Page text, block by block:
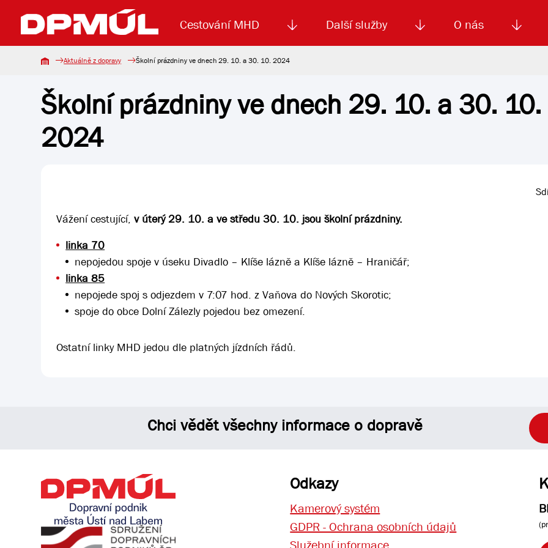
Cestování MHD
Uzavření mostu Dr. E. Beneše Koupit jízdenku Jízdné MHD El. jízdenka (EOS)
Další služby
Lanová dráha Reklama Smluvní doprava Autoškola
O nás
Základní údaje Aktuality Výběrová řízení Kariéra
Aktuálně z dopravy Školní prázdniny ve dnech 29. 10. a 30. 10. 2024
Školní prázdniny ve dnech 29. 10. a 30. 10.
2024
Vážení cestující,v úterý 29. 10. a ve středu 30. 10. jsou školní prázdniny.
linka 70
nepojedou spoje v úseku Divadlo – Klíše lázně a Klíše lázně – Hraničář;
linka 85
nepojede spoj s odjezdem v 7:07 hod. z Vaňova do Nových Skorotic;
spoje do obce Dolní Zálezly pojedou bez omezení.
Ostatní linky MHD jedou dle platných jízdních řádů.
Chci vědět všechny informace o dopravě
Odkazy
Kamerový systém
GDPR - Ochrana osobních údajů